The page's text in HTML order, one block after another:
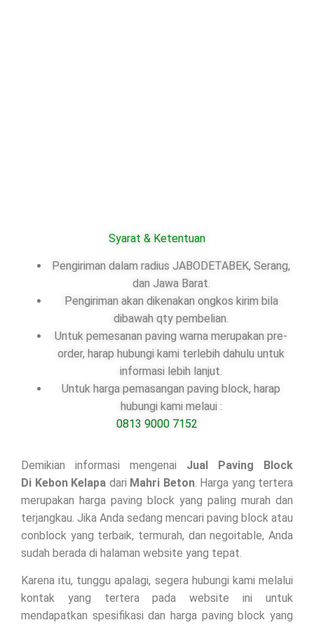
Syarat & Ketentuan
Pengiriman dalam radius JABODETABEK, Serang,
dan Jawa Barat.
Pengiriman akan dikenakan ongkos kirim bila
dibawah qty pembelian.
Untuk pemesanan paving warna merupakan pre-
order, harap hubungi kami terlebih dahulu untuk
informasi lebih lanjut.
Untuk harga pemasangan paving block, harap
hubungi kami melaui :
0813 9000 7152
Demikian informasi mengenai Jual Paving Block
Di Kebon Kelapa dari Mahri Beton. Harga yang tertera
merupakan harga paving block yang paling murah dan
terjangkau. Jika Anda sedang mencari paving block atau
conblock yang terbaik, termurah, dan negoitable, Anda
sudah berada di halaman website yang tepat.
Karena itu, tunggu apalagi, segera hubungi kami melalui
kontak yang tertera pada website ini untuk
mendapatkan spesifikasi dan harga paving block yang